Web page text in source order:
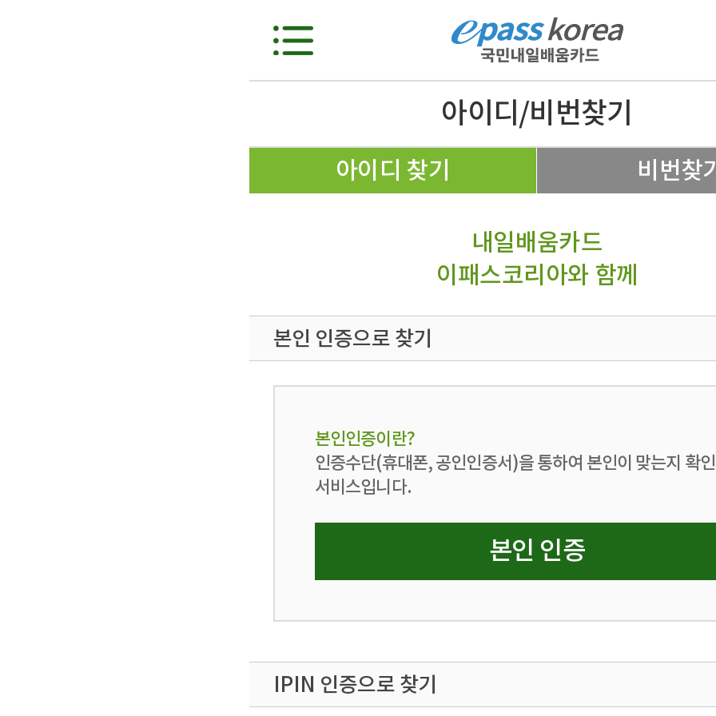
아이디/비번찾기
아이디 찾기 비번찾
내일배움카드
이패스코리아와 함께
본인 인증으로 찾기
본인인증이란?
인증수단(휴대폰, 공인인증서)을 통하여 본인이 맞는지 확
서비스입니다.
본인 인증
IPIN 인증으로 찾기